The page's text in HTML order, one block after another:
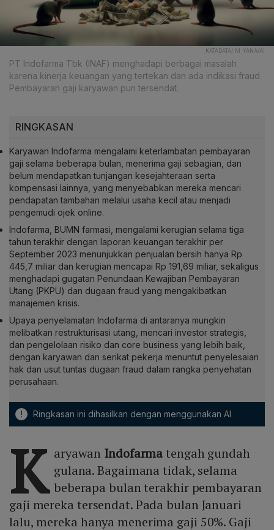
KATADATA/ M YANA/AI
PT Indofarma Tbk (INAF) menghadapi berbagai masalah
karena kinerja keuangan yang tertekan dan ada indikasi fraud.
Pembayaran gaji karyawan pun tersendat.
RINGKASAN
Karyawan Indofarma mengalami keterlambatan pembayaran
gaji selama beberapa bulan, menerima gaji sebagian, dan
belum mendapatkan tunjangan kesejahteraan serta
kompensasi lainnya, yang menyebabkan mereka mencari
pendapatan tambahan melalui usaha kecil atau menjadi
pengemudi ojek online.
Indofarma, BUMN farmasi, mengalami kerugian selama tiga
tahun terakhir dengan laporan keuangan terakhir per
September 2023 menunjukkan penjualan bersih hanya Rp
445,7 miliar dan kerugian mencapai Rp 191,69 miliar, sekaligus
menghadapi gugatan Penundaan Kewajiban Pembayaran
Utang (PKPU) dan dugaan fraud yang mengakibatkan
manajemen krisis.
Upaya penyelamatan Indofarma di antaranya mungkin
melibatkan restrukturisasi utang, mencari investor strategis,
dan pengelolaan risiko dan core business yang lebih baik,
dengan karyawan dan serikat pekerja menuntut penyelesaian
hak dan usut tuntas dugaan fraud dalam rangka penyehatan
perusahaan.
! Ringkasan ini dihasilkan dengan menggunakan AI
K aryawan Indofarmatengah gundah
gulana. Bagaimana tidak, selama
beberapa bulan terakhir pembayaran
gaji mereka tersendat. Pada bulan Januari
lalu, mereka hanya menerima gaji 50%. Gaji